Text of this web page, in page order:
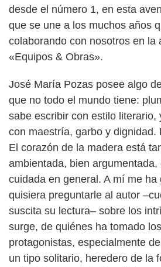
desde el número 1, en esta
que se une a los muchos años
colaborando con nosotros en la
«Equipos & Obras».
José María Pozas posee algo
que no todo el mundo tiene:
sabe escribir con estilo literario,
con maestría, garbo y dignidad.
El corazón de la madera está
ambientada, bien
cuidada en general. A mí me ha
quisiera preguntarle al autor
suscita su lectura– sobre los
surge, de quiénes ha tomado
protagonistas, especialmente
un tipo solitario, heredero de la